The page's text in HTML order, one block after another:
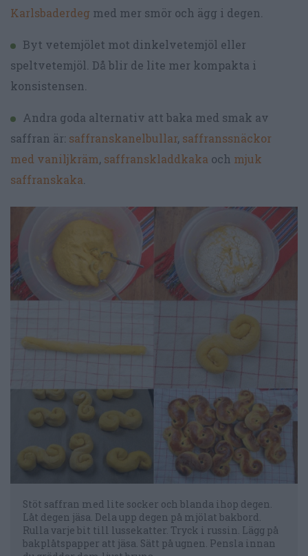
Karlsbaderdeg med mer smör och ägg i degen.
Byt vetemjölet mot dinkelvetemjöl eller
speltvetemjöl. Då blir de lite mer kompakta i
konsistensen.
Andra goda alternativ att baka med smak av
saffran är: saffranskanelbullar, saffranssnäckor
med vaniljkräm, saffranskladdkaka och mjuk
saffranskaka
Stöt saffran med lite socker och blanda ihop degen.
Låt degen jäsa. Dela upp degen på mjölat bakbord.
Rulla varje bit till lussekatter. Tryck i russin. Lägg på
bakplåtspapper att jäsa. Sätt på ugnen. Pensla innan